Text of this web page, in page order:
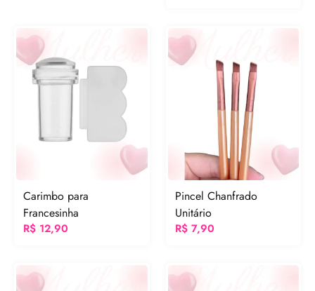
Carimbo para
Francesinha
R$ 12,90
Pincel Chanfrado
Unitário
R$7,90